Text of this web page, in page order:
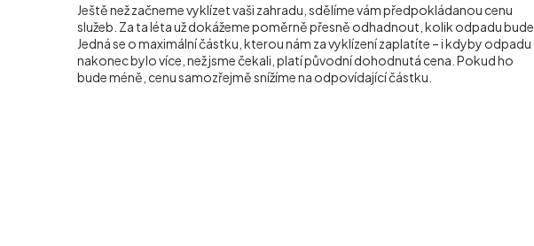
Ještě než začneme vyklízet vaši zahradu, sdělíme vám předpokládanou cenu
služeb. Za ta léta už dokážeme poměrně přesně odhadnout, kolik odpadu bude.
Jedná se o maximální částku, kterou nám za vyklízení zaplatíte – i kdyby odpadu
nakonec bylo více, než jsme čekali, platí původní dohodnutá cena. Pokud ho
bude méně, cenu samozřejmě snížíme na odpovídající částku.